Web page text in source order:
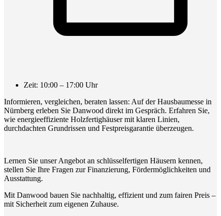
Zeit: 10:00 – 17:00 Uhr
Informieren, vergleichen, beraten lassen: Auf der Hausbaumesse in
Nürnberg erleben Sie Danwood direkt im Gespräch. Erfahren Sie,
wie energieeffiziente Holzfertighäuser mit klaren Linien,
durchdachten Grundrissen und Festpreisgarantie überzeugen.
Lernen Sie unser Angebot an schlüsselfertigen Häusern kennen,
stellen Sie Ihre Fragen zur Finanzierung, Fördermöglichkeiten und
Ausstattung.
Mit Danwood bauen Sie nachhaltig, effizient und zum fairen Preis –
mit Sicherheit zum eigenen Zuhause.